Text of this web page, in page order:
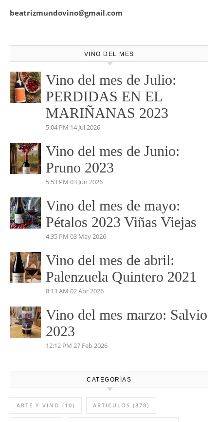
beatrizmundovino@gmail.com
VINO DEL MES
Vino del mes de Julio:
PERDIDAS EN EL
MARIÑANAS 2023
5:04 PM 14 Jul 2026
Vino del mes de Junio:
Pruno 2023
5:53 PM 03 Jun 2026
Vino del mes de mayo:
Pétalos 2023 Viñas Viejas
4:35 PM 03 May 2026
Vino del mes de abril:
Palenzuela Quintero 2021
8:13 AM 02 Abr 2026
Vino del mes marzo: Salvio
2023
12:12 PM 27 Feb 2026
CATEGORÍAS
ARTE Y VINO (10) ARTICULOS (878)